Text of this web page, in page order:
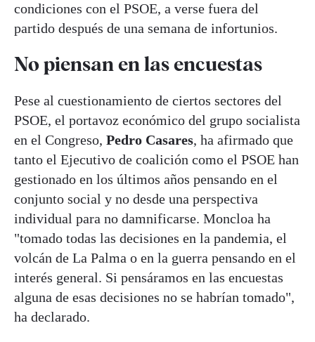
condiciones con el PSOE, a verse fuera del
partido después de una semana de infortunios.
No piensan en las encuestas
Pese al cuestionamiento de ciertos sectores del
PSOE, el portavoz económico del grupo socialista
en el Congreso, Pedro Casares, ha afirmado que
tanto el Ejecutivo de coalición como el PSOE han
gestionado en los últimos años pensando en el
conjunto social y no desde una perspectiva
individual para no damnificarse. Moncloa ha
"tomado todas las decisiones en la pandemia, el
volcán de La Palma o en la guerra pensando en el
interés general. Si pensáramos en las encuestas
alguna de esas decisiones no se habrían tomado",
ha declarado.